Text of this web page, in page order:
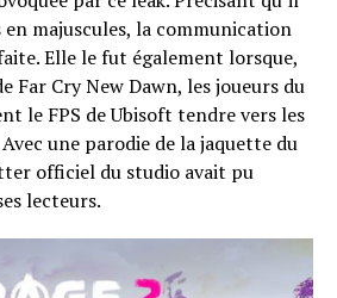
majuscules, la communication
Elle le fut également lorsque,
Far Cry New Dawn, les joueurs du
le FPS de Ubisoft tendre vers les
Avec une parodie de la jaquette du
officiel du studio avait pu
lecteurs.